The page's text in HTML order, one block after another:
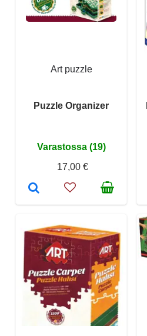
Art puzzle
Puzzle Organizer
Varastossa (19)
17,00 €